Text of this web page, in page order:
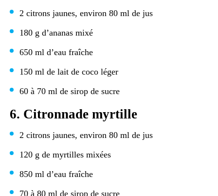
2 citrons jaunes, environ 80 ml de jus
180 g d’ananas mixé
650 ml d’eau fraîche
150 ml de lait de coco léger
60 à 70 ml de sirop de sucre
6. Citronnade myrtille
2 citrons jaunes, environ 80 ml de jus
120 g de myrtilles mixées
850 ml d’eau fraîche
70 à 80 ml de sirop de sucre